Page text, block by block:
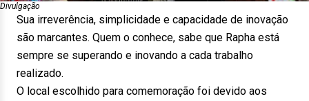
Divulgação
Sua irreverência, simplicidade e capacidade de inovação
são marcantes. Quem o conhece, sabe que Rapha está
sempre se superando e inovando a cada trabalho
realizado.
O local escolhido para comemoração foi devido aos